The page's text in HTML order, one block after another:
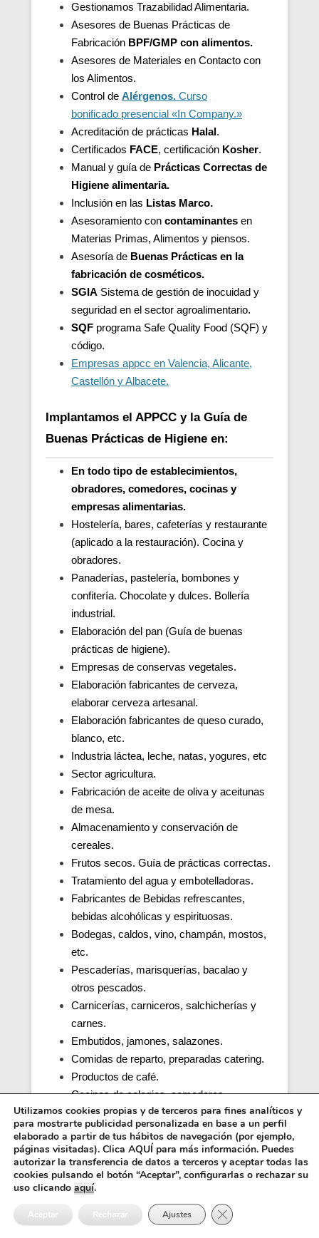
Gestionamos Trazabilidad Alimentaria.
Asesores de Buenas Prácticas de
Fabricación BPF/GMP con alimentos.
Asesores de Materiales en Contacto con
los Alimentos.
Control de Alérgenos. Curso
bonificado presencial «In Company.»
Acreditación de prácticas Halal.
Certificados FACE, certificación Kosher.
Manual y guía de Prácticas Correctas de
Higiene alimentaria.
Inclusión en las Listas Marco.
Asesoramiento con contaminantes en
Materias Primas, Alimentos y piensos.
Asesoría de Buenas Prácticas en la
fabricación de cosméticos.
SGIA Sistema de gestión de inocuidad y
seguridad en el sector agroalimentario.
SQF programa Safe Quality Food (SQF) y
código.
Empresas appcc en Valencia, Alicante,
Castellón y Albacete.
Implantamos el APPCC y la Guía de
Buenas Prácticas de Higiene en:
En todo tipo de establecimientos,
obradores, comedores, cocinas y
empresas alimentarias.
Hostelería, bares, cafeterías y restaurante
(aplicado a la restauración). Cocina y
obradores.
Panaderías, pastelería, bombones y
confitería. Chocolate y dulces. Bollería
industrial.
Elaboración del pan (Guía de buenas
prácticas de higiene).
Empresas de conservas vegetales.
Elaboración fabricantes de cerveza,
elaborar cerveza artesanal.
Elaboración fabricantes de queso curado,
blanco, etc.
Industria láctea, leche, natas, yogures, etc
Sector agricultura.
Fabricación de aceite de oliva y aceitunas
de mesa.
Almacenamiento y conservación de
cereales.
Frutos secos. Guía de prácticas correctas.
Tratamiento del agua y embotelladoras.
Fabricantes de Bebidas refrescantes,
bebidas alcohólicas y espirituosas.
Bodegas, caldos, vino, champán, mostos,
etc.
Pescaderías, marisquerías, bacalao y
otros pescados.
Carnicerías, carniceros, salchicherías y
carnes.
Embutidos, jamones, salazones.
Comidas de reparto, preparadas catering.
Productos de café.
Cocinas de colegios, comedores
escolares, guarderías, parvularios.
Cocinas y comedores de residencias de
ancianos (tercera edad).
Cocina, obrador y comedor de hospitales y
penitenciarias.
Distribuidores alimentos, transporte y
distribución.
Utilizamos cookies propias y de terceros para fines analíticos y
para mostrarte publicidad personalizada en base a un perfil
elaborado a partir de tus hábitos de navegación (por ejemplo,
páginas visitadas). Clica AQUÍ para más información. Puedes
autorizar la transferencia de datos a terceros y aceptar todas las
cookies pulsando el botón “Aceptar”, configurarlas o rechazar su
uso clicando aquí.
Aceptar Rechazar Ajustes Cerrar el banner de